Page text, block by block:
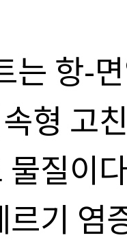
는 항-
형 고
물질이
기 염